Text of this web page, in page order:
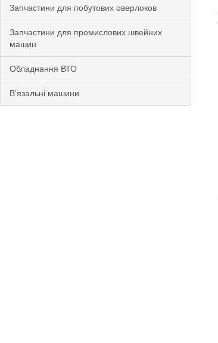
Запчастини для побутових оверлоков
Запчастини для промислових швейних
машин
Обладнання ВТО
В'язальні машини